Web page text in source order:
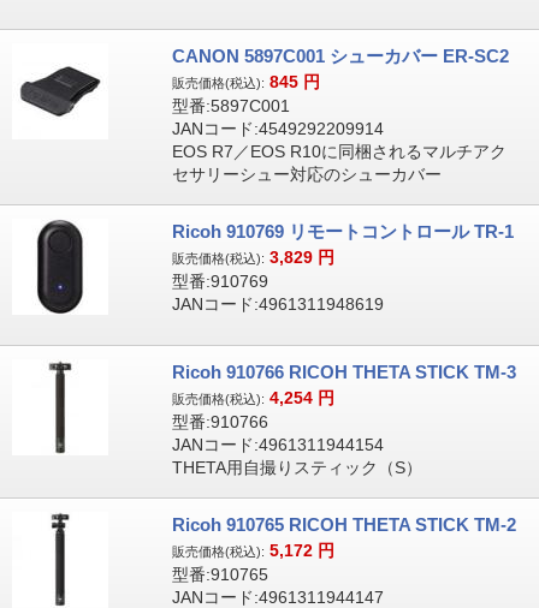
CANON 5897C001 シューカバー ER-SC2
販売価格(税込): 845 円
型番:5897C001
JANコード:4549292209914
EOS R7／EOS R10に同梱されるマルチアク
セサリーシュー対応のシューカバー
Ricoh 910769 リモートコントロール TR-1
販売価格(税込): 3,829 円
型番:910769
JANコード:4961311948619
Ricoh 910766 RICOH THETA STICK TM-3
販売価格(税込): 4,254 円
型番:910766
JANコード:4961311944154
THETA用自撮りスティック（S）
Ricoh 910765 RICOH THETA STICK TM-2
販売価格(税込): 5,172 円
型番:910765
JANコード:4961311944147